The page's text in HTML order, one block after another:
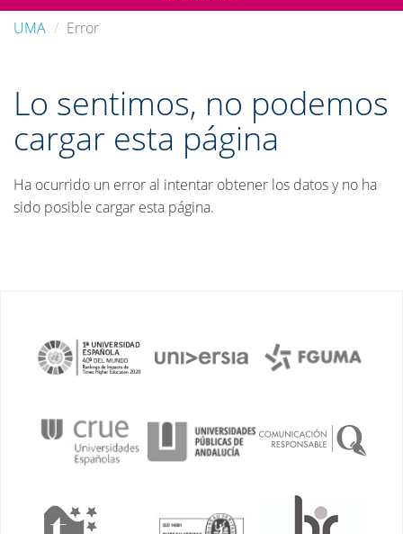
UMA
Error
Lo sentimos, no podemos
cargar esta página
Ha ocurrido un error al intentar obtener los datos y no ha
sido posible cargar esta página.